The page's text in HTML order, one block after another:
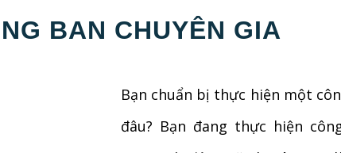
BAN CHUYÊN GIA
Bạn chuẩn bị thực hiện một
đâu? Bạn đang thực hiện